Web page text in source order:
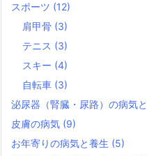
スポーツ (12)
肩甲骨 (3)
テニス (3)
スキー (4)
自転車 (3)
泌尿器（腎臓・尿路）の病気
皮膚の病気 (9)
お年寄りの病気と養生 (5)